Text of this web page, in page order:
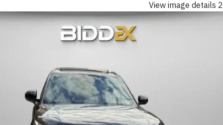
View image details 2